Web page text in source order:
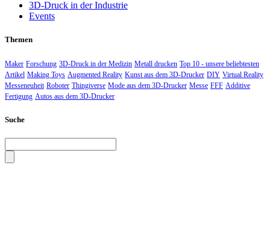
3D-Druck in der Industrie
Events
Themen
Maker Forschung 3D-Druck in der Medizin Metall drucken Top 10 - unsere beliebtesten
Artikel Making Toys Augmented Reality Kunst aus dem 3D-Drucker DIY Virtual Reality
Messeneuheit Roboter Thingiverse Mode aus dem 3D-Drucker Messe FFF Additive
Fertigung Autos aus dem 3D-Drucker
Suche